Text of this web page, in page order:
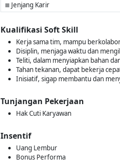
■ Jenjang Karir
Kualifikasi Soft Skill
Kerja sama tim, mampu
Disiplin, menjaga waktu dan
Teliti, dalam menyiapkan bahan
Tahan tekanan, dapat bekerja
Inisiatif, sigap membantu dan
Tunjangan Pekerjaan
Hak Cuti Karyawan
Insentif
Uang Lembur
Bonus Performa